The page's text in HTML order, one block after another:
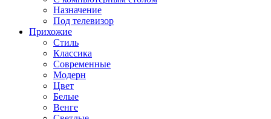
Назначение
Под телевизор
Прихожие
Стиль
Классика
Современные
Модерн
Цвет
Белые
Венге